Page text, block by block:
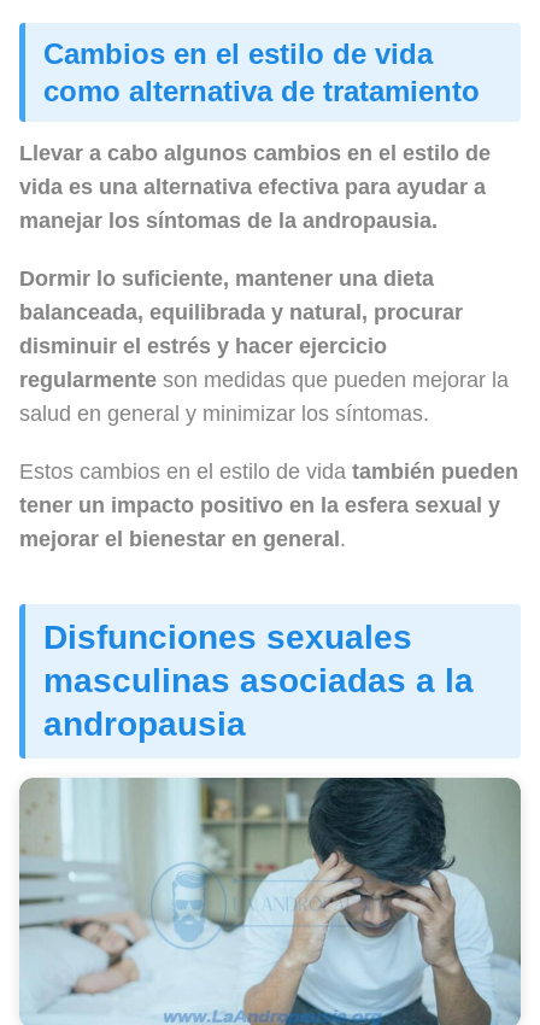
Cambios en el estilo de vida
como alternativa de tratamiento
Llevar a cabo algunos cambios en el estilo de
vida es una alternativa efectiva para ayudar a
manejar los síntomas de la andropausia.
Dormir lo suficiente, mantener una dieta
balanceada, equilibrada y natural, procurar
disminuir el estrés y hacer ejercicio
regularmente son medidas que pueden mejorar la
salud en general y minimizar los síntomas.
Estos cambios en el estilo de vida también pueden
tener un impacto positivo en la esfera sexual y
mejorar el bienestar en general .
Disfunciones sexuales
masculinas asociadas a la
andropausia